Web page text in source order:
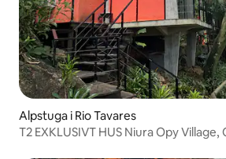
Alpstuga i Rio Tavares
T2 EXKLUSIVT HUS Niura Opy